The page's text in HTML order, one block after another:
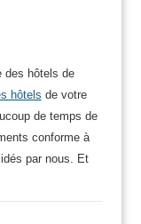
des hôtels de
hôtels de votre
de temps de
conforme à
par nous. Et